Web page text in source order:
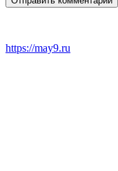
https://may9.ru